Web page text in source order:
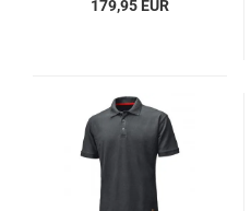
179,95 EUR